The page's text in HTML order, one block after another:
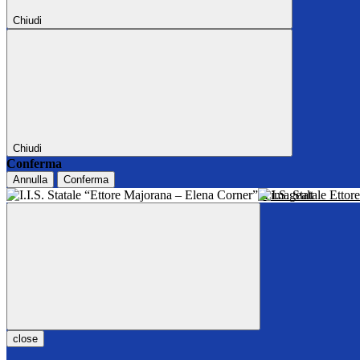
Chiudi
Chiudi
Conferma
Annulla Conferma
I.I.S. Statale
close